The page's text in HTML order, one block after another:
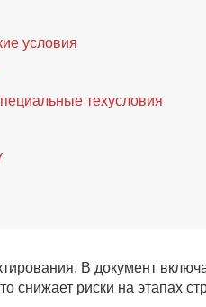
условия
техусловия
В документ
снижает риски на этапах